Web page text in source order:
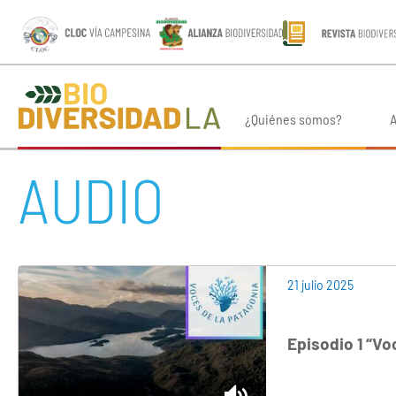
¿Quiénes somos?
AUDIO
21 julio 2025
Episodio 1